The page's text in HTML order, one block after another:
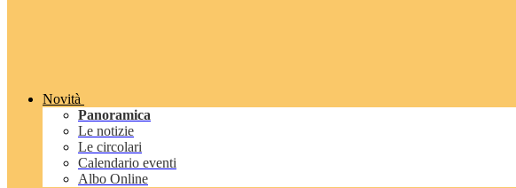
Novità
Panoramica
Le notizie
Le circolari
Calendario eventi
Albo Online